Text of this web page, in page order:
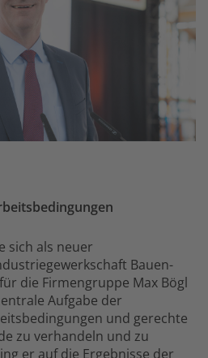
sich als neuer
Bauen-
die Firmengruppe Max Bögl
Aufgabe der
und gerechte
zu verhandeln und zu
er auf die Ergebnisse der